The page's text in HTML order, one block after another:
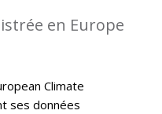
en Europe
Climate
ses données